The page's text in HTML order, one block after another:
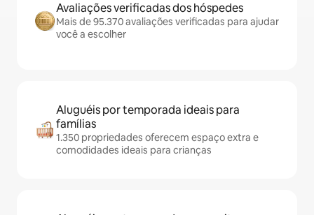
Avaliações verificadas dos hóspedes
Mais de 95.370 avaliações verificadas para ajudar
você a escolher
Aluguéis por temporada ideais para
famílias
1.350 propriedades oferecem espaço extra e
comodidades ideais para crianças